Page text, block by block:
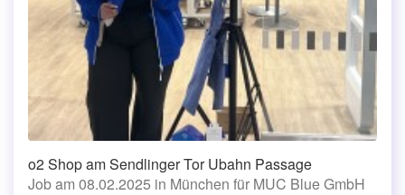
o2 Shop am Sendlinger Tor Ubahn Passage
Job am 08.02.2025 in München für MUC Blue GmbH